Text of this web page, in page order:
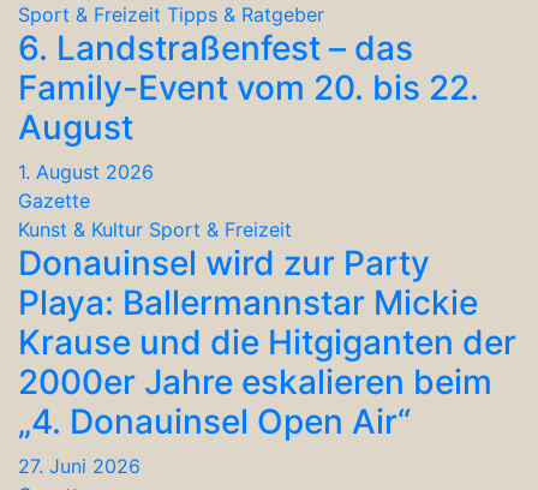
Sport & Freizeit Tipps & Ratgeber
6. Landstraßenfest – das
Family-Event vom 20. bis 22.
August
1. August 2026
Gazette
Kunst & Kultur Sport & Freizeit
Donauinsel wird zur Party
Playa: Ballermannstar Mickie
Krause und die Hitgiganten der
2000er Jahre eskalieren beim
„4. Donauinsel Open Air“
27. Juni 2026